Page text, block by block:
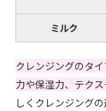
ミルク
クレンジングのタ
力や保湿力、テクス
しくクレンジングの